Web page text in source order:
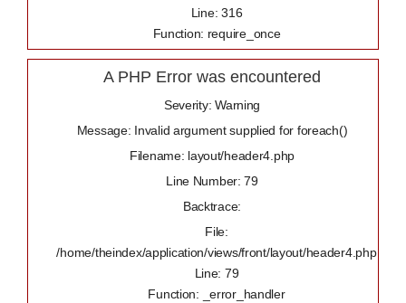
Line: 316
Function: require_once
A PHP Error was encountered
Severity: Warning
Message: Invalid argument supplied for foreach()
Filename: layout/header4.php
Line Number: 79
Backtrace:
File:
/home/theindex/application/views/front/layout/header4.php
Line: 79
Function: _error_handler